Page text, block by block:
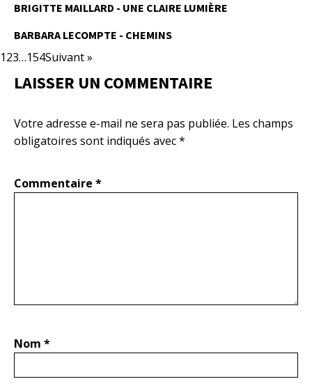
BRIGITTE MAILLARD - UNE CLAIRE LUMIÈRE
BARBARA LECOMPTE - CHEMINS
123…154Suivant »
LAISSER UN COMMENTAIRE
Votre adresse e-mail ne sera pas publiée. Les champs
obligatoires sont indiqués avec*
Commentaire *
Nom *